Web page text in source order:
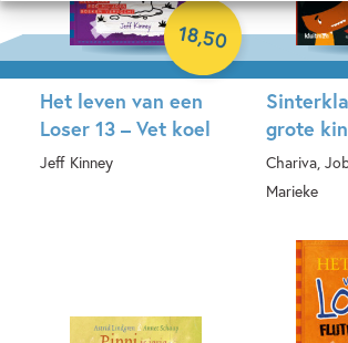
Het leven van een
Loser 13 – Vet koel
Jeff Kinney
18,50
grote
Chariva,
Marieke